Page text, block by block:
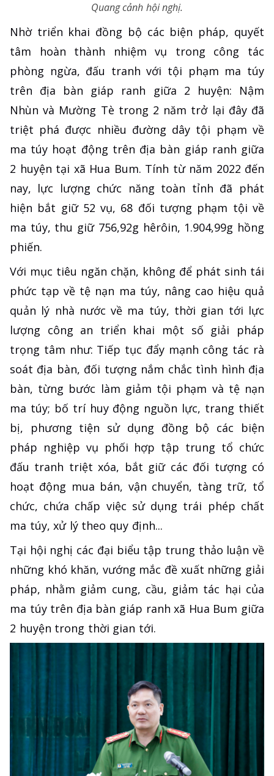
Quang cảnh hội nghị.
Nhờ triển khai đồng bộ các biện pháp, quyết
tâm hoàn thành nhiệm vụ trong công tác
phòng ngừa, đấu tranh với tội phạm ma túy
trên địa bàn giáp ranh giữa 2 huyện: Nậm
Nhùn và Mường Tè trong 2 năm trở lại đây đã
triệt phá được nhiều đường dây tội phạm về
ma túy hoạt động trên địa bàn giáp ranh giữa
2 huyện tại xã Hua Bum. Tính từ năm 2022 đến
nay, lực lượng chức năng toàn tỉnh đã phát
hiện bắt giữ 52 vụ, 68 đối tượng phạm tội về
ma túy, thu giữ 756,92g hêrôin, 1.904,99g hồng
phiến.
Với mục tiêu ngăn chặn, không để phát sinh tái
phức tạp về tệ nạn ma túy, nâng cao hiệu quả
quản lý nhà nước về ma túy, thời gian tới lực
lượng công an triển khai một số giải pháp
trọng tâm như: Tiếp tục đẩy mạnh công tác rà
soát địa bàn, đối tượng nắm chắc tình hình địa
bàn, từng bước làm giảm tội phạm và tệ nạn
ma túy; bố trí huy động nguồn lực, trang thiết
bị, phương tiện sử dụng đồng bộ các biện
pháp nghiệp vụ phối hợp tập trung tổ chức
đấu tranh triệt xóa, bắt giữ các đối tượng có
hoạt động mua bán, vận chuyển, tàng trữ, tổ
chức, chứa chấp việc sử dụng trái phép chất
ma túy, xử lý theo quy định...
Tại hội nghị các đại biểu tập trung thảo luận về
những khó khăn, vướng mắc đề xuất những giải
pháp, nhằm giảm cung, cầu, giảm tác hại của
ma túy trên địa bàn giáp ranh xã Hua Bum giữa
2 huyện trong thời gian tới.